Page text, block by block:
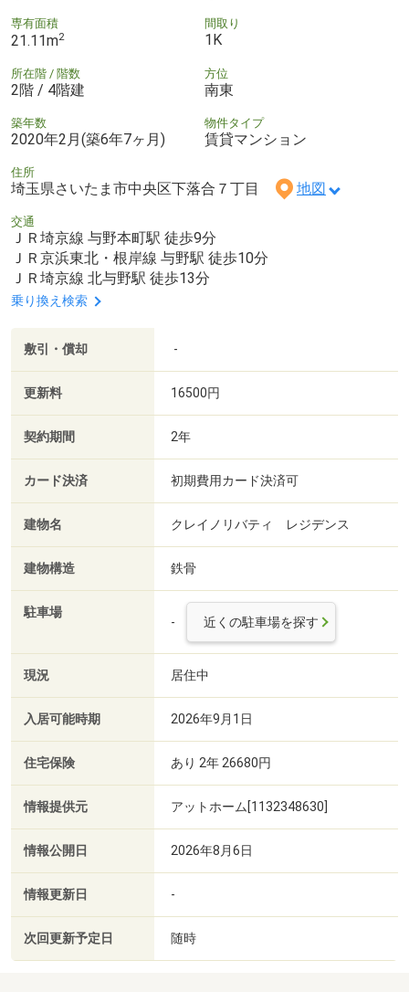
専有面積
21.11m2
間取り
1K
所在階 / 階数
2階 / 4階建
方位
南東
築年数
2020年2月(築6年7ヶ月)
物件タイプ
賃貸マンション
住所
埼玉県さいたま市中央区下落合７丁目 地図
交通
ＪＲ埼京線 与野本町駅 徒歩9分
ＪＲ京浜東北・根岸線 与野駅 徒歩10分
ＪＲ埼京線 北与野駅 徒歩13分
乗り換え検索
敷引・償却 -
更新料 16500円
契約期間 2年
カード決済 初期費用カード決済可
建物名 クレイノリバティ レジデンス
建物構造 鉄骨
駐車場
- 近くの駐車場を探す
現況 居住中
入居可能時期 2026年9月1日
住宅保険 あり 2年 26680円
情報提供元 アットホーム[1132348630]
情報公開日 2026年8月6日
情報更新日 -
次回更新予定日 随時